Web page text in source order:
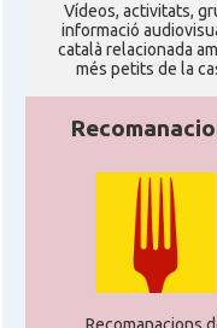
Ví­deos, activitats,
informació
català relacionada
més petits de la